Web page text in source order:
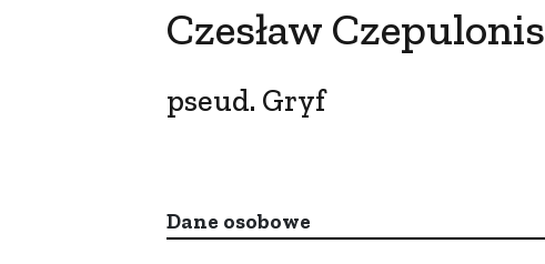
Czesław Czepulonis
pseud. Gryf
Dane osobowe